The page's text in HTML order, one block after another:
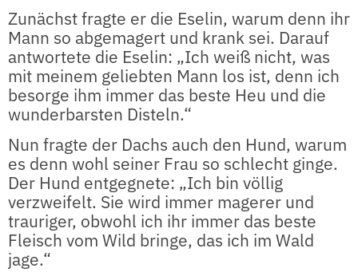
Zunächst fragte er die Eselin, warum denn ihr
Mann so abgemagert und krank sei. Darauf
antwortete die Eselin: „Ich weiß nicht, was
mit meinem geliebten Mann los ist, denn ich
besorge ihm immer das beste Heu und die
wunderbarsten Disteln.“
Nun fragte der Dachs auch den Hund, warum
es denn wohl seiner Frau so schlecht ginge.
Der Hund entgegnete: „Ich bin völlig
verzweifelt. Sie wird immer magerer und
trauriger, obwohl ich ihr immer das beste
Fleisch vom Wild bringe, das ich im Wald
jage.“